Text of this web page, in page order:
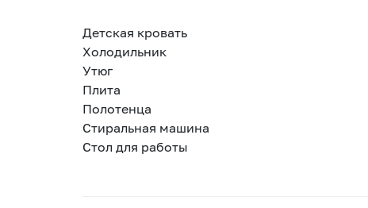
Детская кровать
Холодильник
Утюг
Плита
Полотенца
Стиральная машина
Стол для работы